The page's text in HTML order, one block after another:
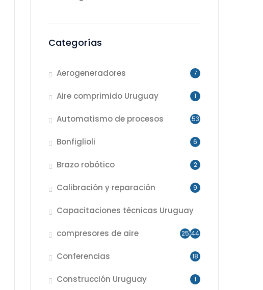
Categorías
Aerogeneradores 7
Aire comprimido Uruguay 1
Automatismo de procesos 53
Bonfiglioli 6
Brazo robótico 2
Calibración y reparación 9
Capacitaciones técnicas Uruguay
44
compresores de aire 25
Conferencias 18
Construcción Uruguay 1